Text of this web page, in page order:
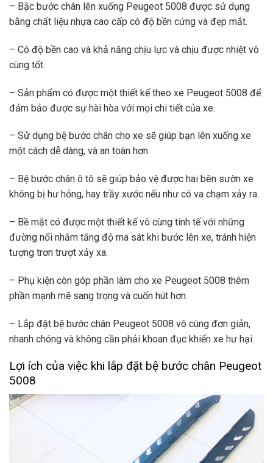
– Bậc bước chân lên xuống Peugeot 5008 được sử dụng
bằng chất liệu nhựa cao cấp có độ bền cứng và đẹp mắt.
– Có độ bền cao và khả năng chịu lực và chịu được nhiệt vô
cùng tốt.
– Sản phẩm có được một thiết kế theo xe Peugeot 5008 để
đảm bảo được sự hài hòa với mọi chi tiết của xe.
– Sử dụng bệ bước chân cho xe sẽ giúp bạn lên xuống xe
một cách dễ dàng, và an toàn hơn
– Bệ bước chân ô tô sẽ giúp bảo vệ được hai bên sườn xe
không bị hư hỏng, hay trầy xước nếu như có va chạm xảy ra.
– Bề mặt có được một thiết kế vô cùng tinh tế với những
đường nổi nhằm tăng độ ma sát khi bước lên xe, tránh hiện
tượng trơn trượt xảy xa.
– Phụ kiện còn góp phần làm cho xe Peugeot 5008 thêm
phần mạnh mẽ sang trọng và cuốn hút hơn.
– Lắp đặt bệ bước chân Peugeot 5008 vô cùng đơn giản,
nhanh chóng và không cần phải khoan đục khiến xe hư hại.
Lợi ích của việc khi lắp đặt bệ bước chân Peugeot
5008